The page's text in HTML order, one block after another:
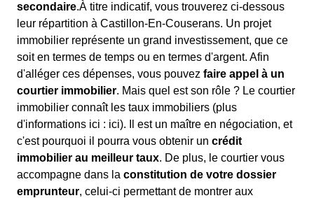
secondaire.À titre indicatif, vous trouverez ci-dessous
leur répartition à Castillon-En-Couserans. Un projet
immobilier représente un grand investissement, que ce
soit en termes de temps ou en termes d'argent. Afin
d'alléger ces dépenses, vous pouvez faire appel à un
courtier immobilier. Mais quel est son rôle ? Le courtier
immobilier connaît les taux immobiliers (plus
d'informations ici : ici). Il est un maître en négociation, et
c'est pourquoi il pourra vous obtenir un crédit
immobilier au meilleur taux. De plus, le courtier vous
accompagne dans la constitution de votre dossier
emprunteur, celui-ci permettant de montrer aux